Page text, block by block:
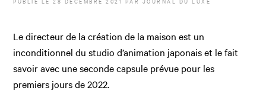
Le directeur de la création de la maison est un
inconditionnel du studio d’animation japonais et le fait
savoir avec une seconde capsule prévue pour les
premiers jours de 2022.